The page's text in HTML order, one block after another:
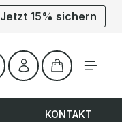
Jetzt 15% sichern
Warenkorb
KONTAKT